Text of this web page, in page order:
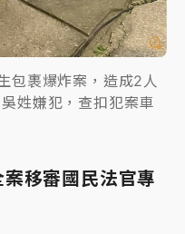
包裹爆炸案，造成2人
姓嫌犯，查扣犯案車
移審國民法官專